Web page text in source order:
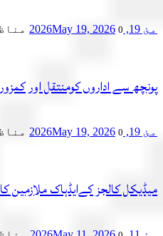
مئ 19, 2026 May 19, 2026 0
پونچھ سے اداروں کومنتقل اور
مئ 19, 2026 May 19, 2026 0
میڈیکل کالجز کےایڈہاک